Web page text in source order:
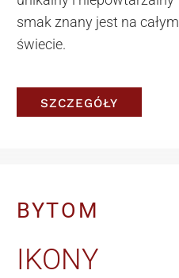
smak znany jest na całym
świecie.
SZCZEGÓŁY
BYTOM
IKONY